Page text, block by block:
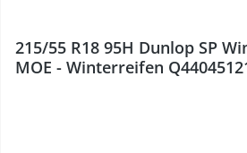
215/55 R18 95H Dunlop SP
MOE - Winterreifen